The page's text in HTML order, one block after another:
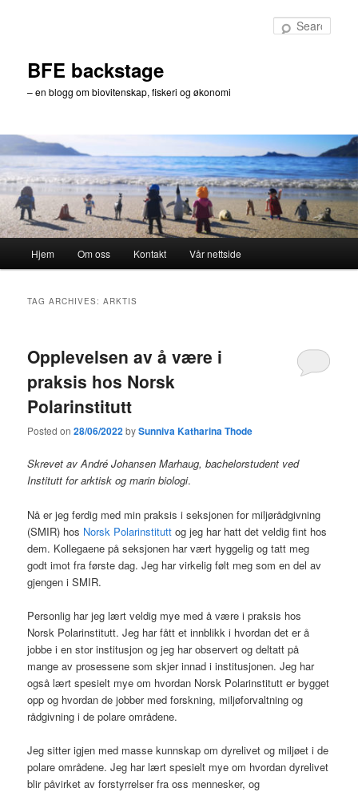
BFE backstage
– en blogg om biovitenskap, fiskeri og økonomi
Hjem Om oss Kontakt Vår nettside
TAG ARCHIVES:ARKTIS
Opplevelsen av å være i
praksis hos Norsk
Polarinstitutt
Posted on28/06/2022bySunniva Katharina Thode
Skrevet av André Johansen Marhaug, bachelorstudent ved
Institutt for arktisk og marin biologi.
Nå er jeg ferdig med min praksis i seksjonen for miljørådgivning
(SMIR) hos Norsk Polarinstitutt og jeg har hatt det veldig fint hos
dem. Kollegaene på seksjonen har vært hyggelig og tatt meg
godt imot fra første dag. Jeg har virkelig følt meg som en del av
gjengen i SMIR.
Personlig har jeg lært veldig mye med å være i praksis hos
Norsk Polarinstitutt. Jeg har fått et innblikk i hvordan det er å
jobbe i en stor institusjon og jeg har observert og deltatt på
mange av prosessene som skjer innad i institusjonen. Jeg har
også lært spesielt mye om hvordan Norsk Polarinstitutt er bygget
opp og hvordan de jobber med forskning, miljøforvaltning og
rådgivning i de polare områdene.
Jeg sitter igjen med masse kunnskap om dyrelivet og miljøet i de
polare områdene. Jeg har lært spesielt mye om hvordan dyrelivet
blir påvirket av forstyrrelser fra oss mennesker, og